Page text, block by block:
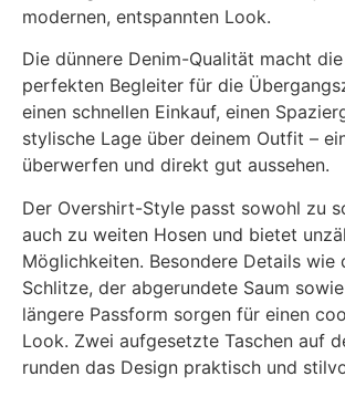
modernen, entspannten Look.
Die dünnere Denim-Qualität macht
perfekten Begleiter für die
einen schnellen Einkauf, einen
stylische Lage über deinem Outfit –
überwerfen und direkt gut aussehen.
Der Overshirt-Style passt sowohl zu
auch zu weiten Hosen und bietet
Möglichkeiten. Besondere Details wie
Schlitze, der abgerundete Saum
längere Passform sorgen für einen
Look. Zwei aufgesetzte Taschen auf
runden das Design praktisch und